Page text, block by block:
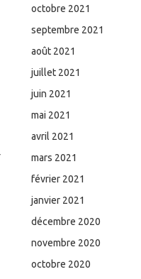
octobre 2021
septembre 2021
août 2021
juillet 2021
juin 2021
mai 2021
avril 2021
mars 2021
février 2021
janvier 2021
décembre 2020
novembre 2020
octobre 2020